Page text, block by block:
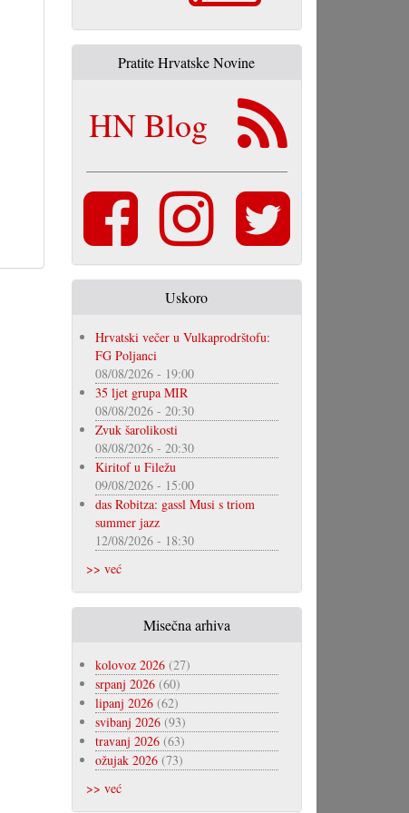
Pratite Hrvatske Novine
HN Blog
Uskoro
Hrvatski večer u Vulkaprodrštofu:
FG Poljanci
08/08/2026 - 19:00
35 ljet grupa MIR
08/08/2026 - 20:30
Zvuk šarolikosti
08/08/2026 - 20:30
Kiritof u Filežu
09/08/2026 - 15:00
das Robitza: gassl Musi s triom
summer jazz
12/08/2026 - 18:30
>> već
Misečna arhiva
kolovoz 2026(27)
srpanj 2026(60)
lipanj 2026(62)
svibanj 2026(93)
travanj 2026(63)
ožujak 2026(73)
>> već